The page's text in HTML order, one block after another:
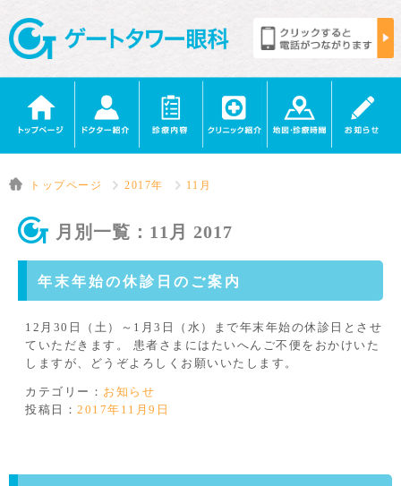
トップページ 2017年 11月
月別一覧：11月 2017
年末年始の休診日のご案内
12月30日（土）～1月3日（水）まで年末年始の休診日とさせ
ていただきます。 患者さまにはたいへんご不便をおかけいた
しますが、どうぞよろしくお願いいたします。
カテゴリー： お知らせ
投稿日： 2017年11月9日